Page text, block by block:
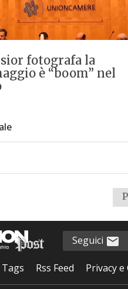
fotografa la
è “boom” nel
Seguici
Tags Rss Feed Privacy